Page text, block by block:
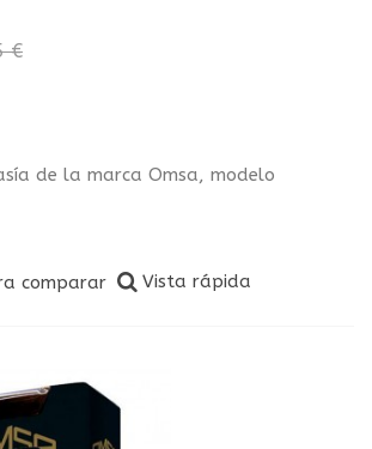
€
de la marca Omsa, modelo
comparar Vista rápida